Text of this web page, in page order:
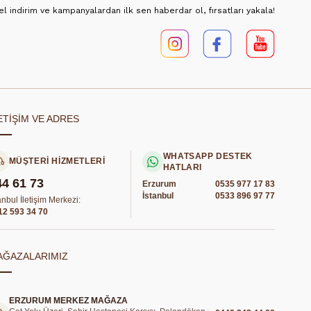
indirim ve kampanyalardan ilk sen haberdar ol, fırsatları yakala!
VE ADRES
MÜŞTERİ HİZMETLERİ
61 73
İletişim Merkezi:
593 34 70
WHATSAPP DESTEK
HATLARI
Erzurum
0535 977 17 83
İstanbul
0533 896 97 77
ERZURUM MERKEZ MAĞAZA